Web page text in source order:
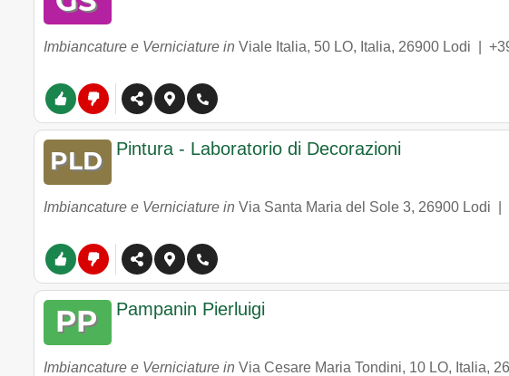
Imbiancature e Verniciature in Viale Italia, 50 LO, Italia, 26900 Lodi
Pintura - Laboratorio di Decorazioni
Imbiancature e Verniciature in Via Santa Maria del Sole 3, 26900 Lodi
Pampanin Pierluigi
Imbiancature e Verniciature in Via Cesare Maria Tondini, 10 LO, Italia,